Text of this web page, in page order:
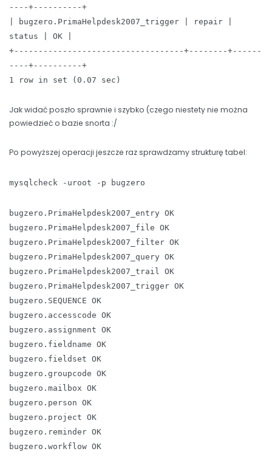
----+----------+
| bugzero.PrimaHelpdesk2007_trigger | repair |
status | OK |
+-----------------------------------+--------+------
----+----------+
1 row in set (0.07 sec)
Jak widać poszło sprawnie i szybko (czego niestety nie można
powiedzieć o bazie snorta :/
Po powyższej operacji jeszcze raz sprawdzamy strukturę tabel:
mysqlcheck -uroot -p bugzero
bugzero.PrimaHelpdesk2007_entry OK
bugzero.PrimaHelpdesk2007_file OK
bugzero.PrimaHelpdesk2007_filter OK
bugzero.PrimaHelpdesk2007_query OK
bugzero.PrimaHelpdesk2007_trail OK
bugzero.PrimaHelpdesk2007_trigger OK
bugzero.SEQUENCE OK
bugzero.accesscode OK
bugzero.assignment OK
bugzero.fieldname OK
bugzero.fieldset OK
bugzero.groupcode OK
bugzero.mailbox OK
bugzero.person OK
bugzero.project OK
bugzero.reminder OK
bugzero.workflow OK